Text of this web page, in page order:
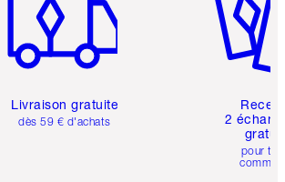
Livraison gratuite
dès 59 € d'achats
2
pour